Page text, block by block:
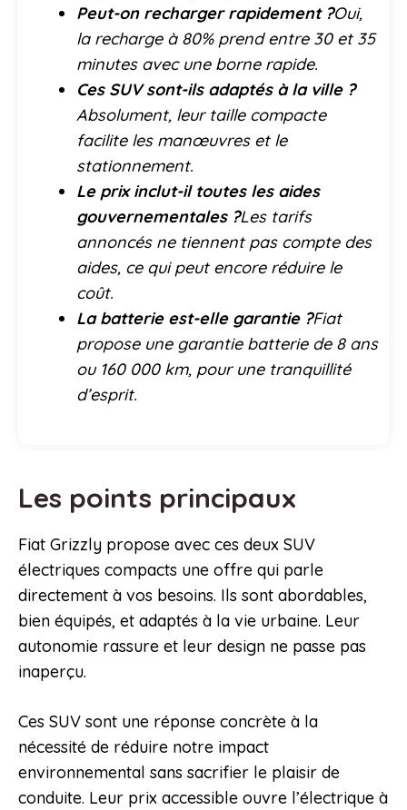
Peut-on recharger rapidement ?Oui,
la recharge à 80% prend entre 30 et 35
minutes avec une borne rapide.
Ces SUV sont-ils adaptés à la ville ?
Absolument, leur taille compacte
facilite les manœuvres et le
stationnement.
Le prix inclut-il toutes les aides
gouvernementales ?Les tarifs
annoncés ne tiennent pas compte des
aides, ce qui peut encore réduire le
coût.
La batterie est-elle garantie ?Fiat
propose une garantie batterie de 8 ans
ou 160 000 km, pour une tranquillité
d’esprit.
Les points principaux
Fiat Grizzly propose avec ces deux SUV
électriques compacts une offre qui parle
directement à vos besoins. Ils sont abordables,
bien équipés, et adaptés à la vie urbaine. Leur
autonomie rassure et leur design ne passe pas
inaperçu.
Ces SUV sont une réponse concrète à la
nécessité de réduire notre impact
environnemental sans sacrifier le plaisir de
conduite. Leur prix accessible ouvre l’électrique à